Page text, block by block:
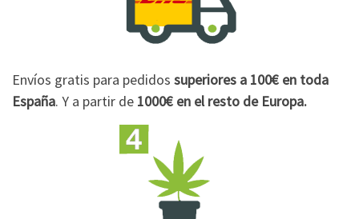
Envíos gratis para pedidos superiores a 100€ en toda
España. Y a partir de 1000€ en el resto de Europa.